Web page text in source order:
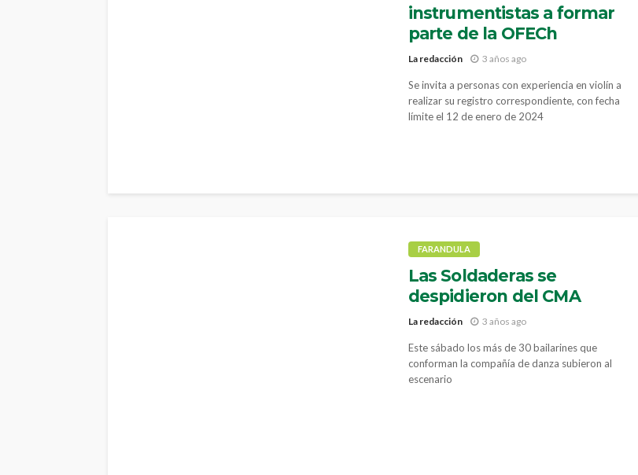
instrumentistas a formar
parte de la OFECh
La redacción 3 años ago
Se invita a personas con experiencia en violín a
realizar su registro correspondiente, con fecha
límite el 12 de enero de 2024
FARANDULA
Las Soldaderas se
despidieron del CMA
La redacción 3 años ago
Este sábado los más de 30 bailarines que
conforman la compañía de danza subieron al
escenario